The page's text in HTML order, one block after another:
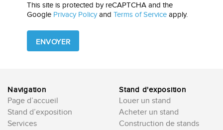
This site is protected by reCAPTCHA and the
Google Privacy Policyand Terms of Service apply.
leave
this
field
Navigation
Page d’accueil
Stand d’exposition
Services
Stand d'exposition
Louer un stand
Acheter un stand
Construction de stands